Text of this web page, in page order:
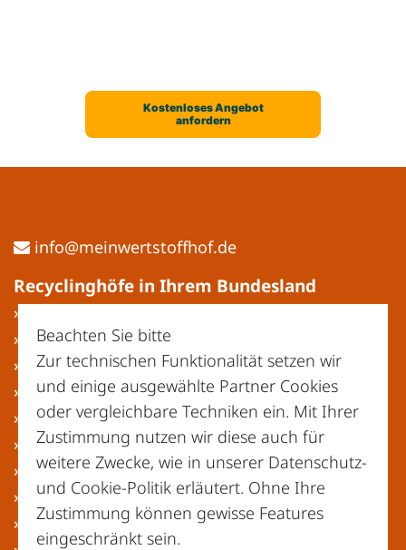
ed.fohffotstrewniem@ofni
Recyclinghöfe in Ihrem Bundesland
» Baden-Württemberg
» Bayern
» Berlin
» Brandenburg
» Bremen
» Hamburg
» Hessen
» Mecklenburg-Vorpommern
» Niedersachsen
Beachten Sie bitte
Zur technischen Funktionalität setzen wir
und einige ausgewählte Partner Cookies
oder vergleichbare Techniken ein. Mit Ihrer
Zustimmung nutzen wir diese auch für
weitere Zwecke, wie in unserer Datenschutz-
und Cookie-Politik erläutert. Ohne Ihre
Zustimmung können gewisse Features
eingeschränkt sein.